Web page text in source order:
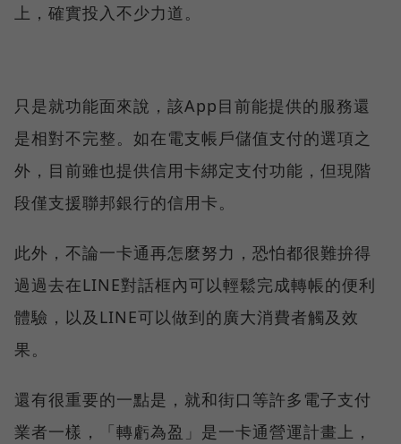
上，確實投入不少力道。
只是就功能面來說，該App目前能提供的服務還
是相對不完整。如在電支帳戶儲值支付的選項之
外，目前雖也提供信用卡綁定支付功能，但現階
段僅支援聯邦銀行的信用卡。
此外，不論一卡通再怎麼努力，恐怕都很難拚得
過過去在LINE對話框內可以輕鬆完成轉帳的便利
體驗，以及LINE可以做到的廣大消費者觸及效
果。
還有很重要的一點是，就和街口等許多電子支付
業者一樣，「轉虧為盈」是一卡通營運計畫上，